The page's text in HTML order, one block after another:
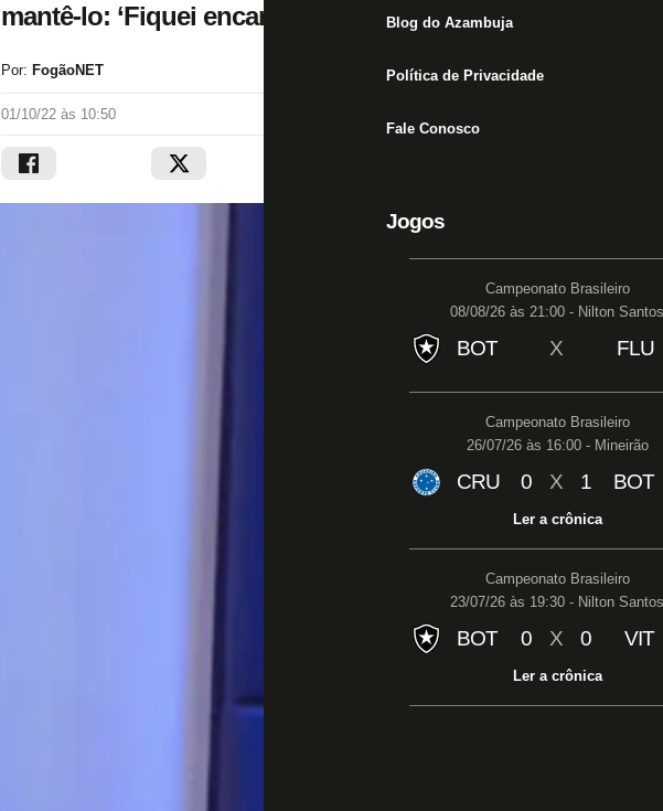
Blog do Azambuja
Política de Privacidade
Fale Conosco
Jogos
Campeonato Brasileiro
08/08/26 às 21:00 - Nilton Santos
BOT X FLU
Campeonato Brasileiro
26/07/26 às 16:00 - Mineirão
CRU 0 X 1 BOT
Ler a crônica
Campeonato Brasileiro
23/07/26 às 19:30 - Nilton Santos
BOT 0 X 0 VIT
Ler a crônica
mantê-lo: ‘Fiquei encantado com a educação e o
Por: FogãoNET
01/10/22 às 10:50